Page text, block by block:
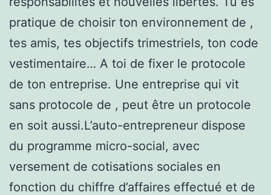
pratique de choisir ton environnement de ,
tes amis, tes objectifs trimestriels, ton code
vestimentaire… A toi de fixer le protocole
de ton entreprise. Une entreprise qui vit
sans protocole de , peut être un protocole
en soit aussi.L’auto-entrepreneur dispose
du programme micro-social, avec
versement de cotisations sociales en
fonction du chiffre d’affaires effectué et de